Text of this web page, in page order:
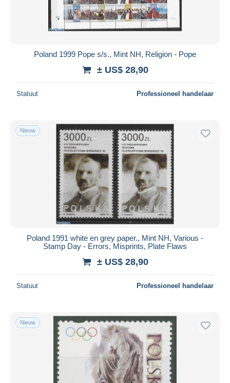
Poland 1999 Pope s/s., Mint NH, Religion - Pope
± US$ 28,90
Statuut Professioneel handelaar
Nieuw
Poland 1991 white en grey paper., Mint NH, Various -
Stamp Day - Errors, Misprints, Plate Flaws
± US$ 28,90
Statuut Professioneel handelaar
Nieuw